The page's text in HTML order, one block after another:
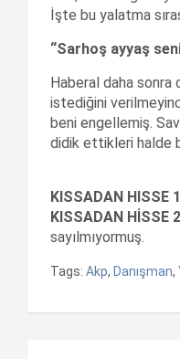
İşte bu yalatma
“Sarhoş ayyaş
Haberal daha sonra
istediğini
beni engellemiş.
didik ettikleri halde
KISSADAN HISSE
KISSADAN HİSSE
sayılmıyormuş.
Tags: Akp, Danışman,